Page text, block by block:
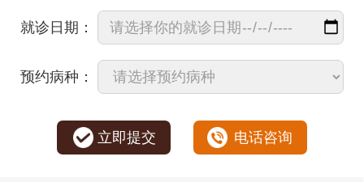
就诊日期：
预约病种：
立即提交 电话咨询